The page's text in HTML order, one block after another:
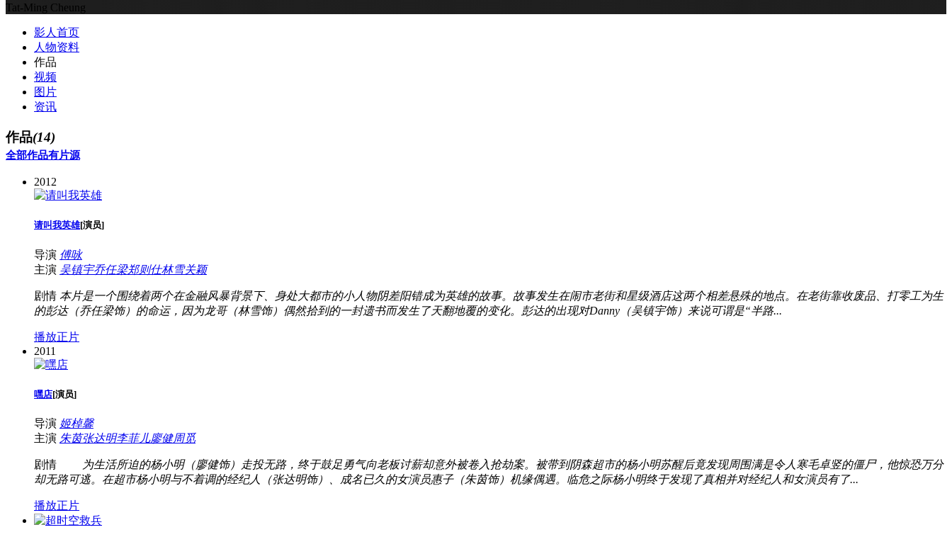
Tat-Ming Cheung
影人首页
人物资料
作品
视频
图片
资讯
作品(14)
全部作品有片源
2012
请叫我英雄[演员]
导演 傅咏
主演 吴镇宇乔任梁郑则仕林雪关颖
剧情 本片是一个围绕着两个在金融风暴背景下、身处大都市的小人物阴差阳错成为英雄的故事。故事发生在闹市老街和星级酒店这两个相差悬殊的地点。在老街靠收废品、打零工为生
的彭达（乔任梁饰）的命运，因为龙哥（林雪饰）偶然拾到的一封遗书而发生了天翻地覆的变化。彭达的出现对Danny（吴镇宇饰）来说可谓是“半路...
播放正片
2011
嘿店[演员]
导演 姬棹馨
主演 朱茵张达明李菲儿廖健周觅
剧情
为生活所迫的杨小明（廖健饰）走投无路，终于鼓足勇气向老板讨薪却意外被卷入抢劫案。被带到阴森超市的杨小明苏醒后竟发现周围满是令人寒毛卓竖的僵尸，他惊恐万分
却无路可逃。在超市杨小明与不着调的经纪人（张达明饰）、成名已久的女演员惠子（朱茵饰）机缘偶遇。临危之际杨小明终于发现了真相并对经纪人和女演员有了...
播放正片